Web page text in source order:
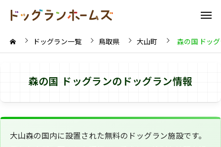
ドッグラン一覧 鳥取県 大山町 森の国 ドッ
森の国 ドッグランのドッグラン情報
大山森の国内に設置された無料のドッグラン施設です。